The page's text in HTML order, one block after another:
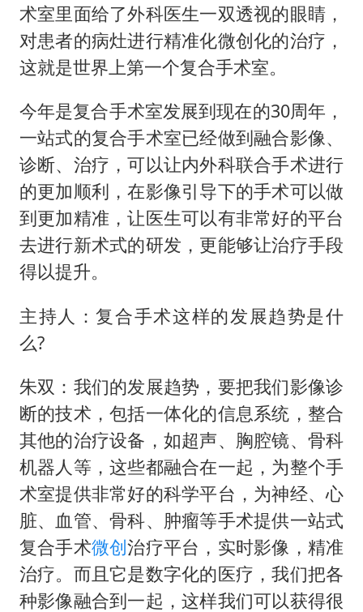
术室里面给了外科医生一双透视的眼睛，
对患者的病灶进行精准化微创化的治疗，
这就是世界上第一个复合手术室。
今年是复合手术室发展到现在的30周年，
一站式的复合手术室已经做到融合影像、
诊断、治疗，可以让内外科联合手术进行
的更加顺利，在影像引导下的手术可以做
到更加精准，让医生可以有非常好的平台
去进行新术式的研发，更能够让治疗手段
得以提升。
主持人：复合手术这样的发展趋势是什
么?
朱双：我们的发展趋势，要把我们影像诊
断的技术，包括一体化的信息系统，整合
其他的治疗设备，如超声、胸腔镜、骨科
机器人等，这些都融合在一起，为整个手
术室提供非常好的科学平台，为神经、心
脏、血管、骨科、肿瘤等手术提供一站式
复合手术微创治疗平台，实时影像，精准
治疗。而且它是数字化的医疗，我们把各
种影像融合到一起，这样我们可以获得很